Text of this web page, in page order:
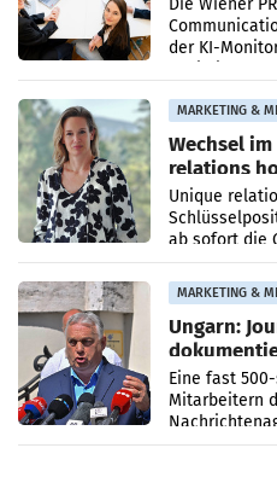
der KI-
MARKETING &
Wechsel
relations
Unique
ab sofort die
PR-Agentur
Anna Kalina-
MARKETING &
Ungarn:
Zensur
Eine fast
Mitarbeitern